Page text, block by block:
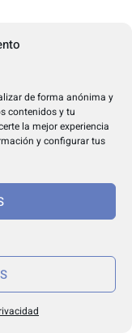
de forma anónima y
contenidos y tu
la mejor experiencia
y configurar tus
de domini públic
de
de la
sector públic
l’Agència. Els
naturalesa i
objecte
s’ha de
se subroga
econòmic